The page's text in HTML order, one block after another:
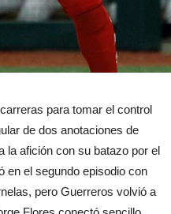
para tomar el control
de dos anotaciones de
la afición con su batazo por el
en el segundo episodio con
pero Guerreros volvió a